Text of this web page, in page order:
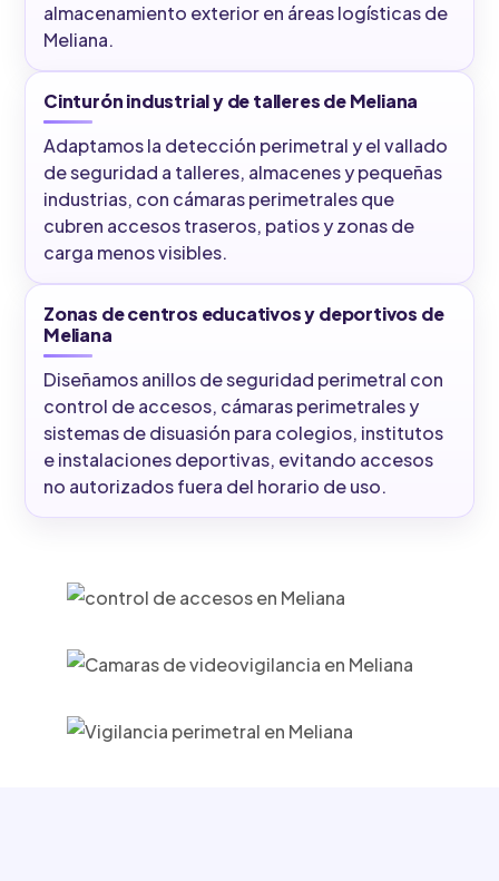
almacenamiento exterior en áreas logísticas de
Meliana.
Cinturón industrial y de talleres de Meliana
Adaptamos la detección perimetral y el vallado
de seguridad a talleres, almacenes y pequeñas
industrias, con cámaras perimetrales que
cubren accesos traseros, patios y zonas de
carga menos visibles.
Zonas de centros educativos y deportivos de
Meliana
Diseñamos anillos de seguridad perimetral con
control de accesos, cámaras perimetrales y
sistemas de disuasión para colegios, institutos
e instalaciones deportivas, evitando accesos
no autorizados fuera del horario de uso.